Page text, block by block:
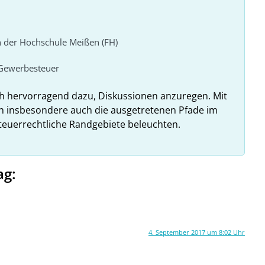
Hochschule Meißen (FH)
hervorragend dazu, Diskussionen anzuregen. Mit
insbesondere auch die ausgetretenen Pfade im
Randgebiete beleuchten.
4. September 2017 um 8:02 Uhr